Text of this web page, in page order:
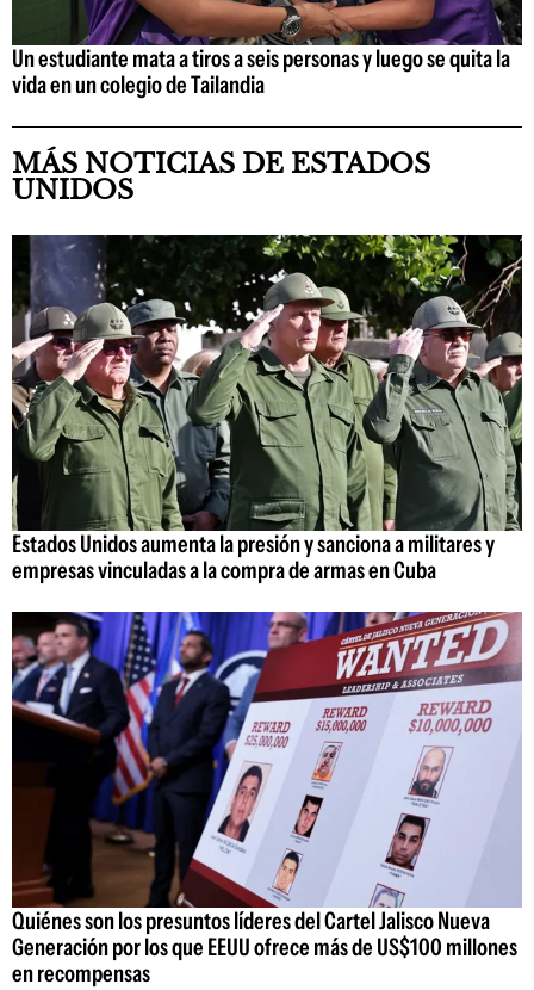
Un estudiante mata a tiros a seis personas y luego se quita la
vida en un colegio de Tailandia
MÁS NOTICIAS DE ESTADOS
UNIDOS
Estados Unidos aumenta la presión y sanciona a militares y
empresas vinculadas a la compra de armas en Cuba
Quiénes son los presuntos líderes del Cartel Jalisco Nueva
Generación por los que EEUU ofrece más de US$100 millones
en recompensas